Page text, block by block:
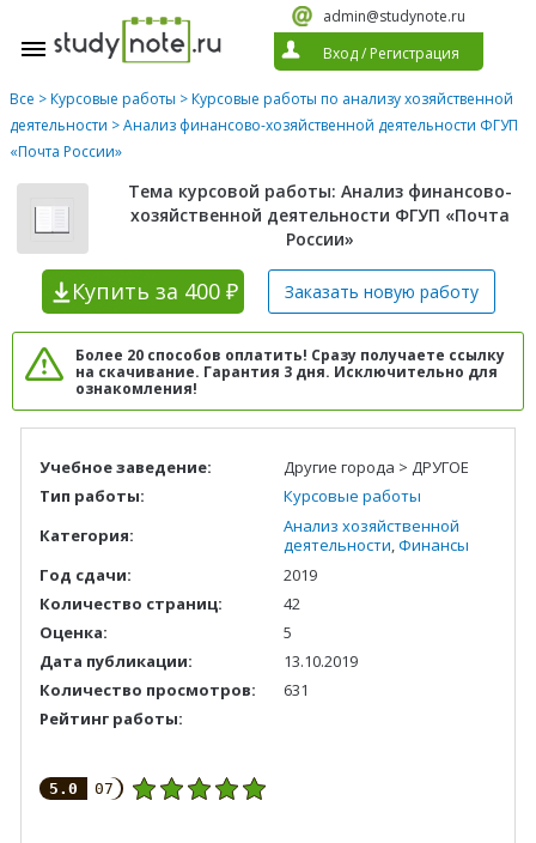
admin@studynote.ru
Вход/ Регистрация
Все >Курсовые работы >Курсовые работы по анализу хозяйственной
деятельности > Анализ финансово-хозяйственной деятельности ФГУП
«Почта России»
Тема курсовой работы: Анализ финансово-
хозяйственной деятельности ФГУП «Почта
России»
Купить за 400 ₽ Заказать новую работу
Более 20 способов оплатить! Сразу получаете ссылку
на скачивание. Гарантия 3 дня. Исключительно для
ознакомления!
Учебное заведение:
Другие города > ДРУГОЕ
Тип работы:
Курсовые работы
Категория:
Анализ хозяйственной
деятельности,Финансы
Год сдачи:
2019
Количество страниц:
42
Оценка:
5
Дата публикации:
13.10.2019
Количество просмотров:
631
Рейтинг работы:
5.0 07